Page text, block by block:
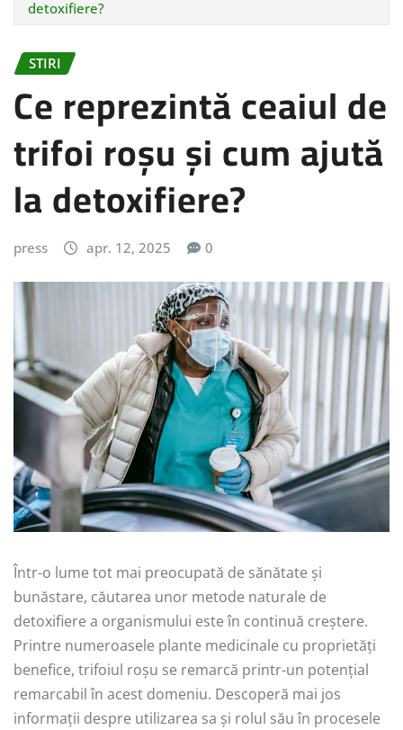
detoxifiere?
STIRI
Ce reprezintă ceaiul de
trifoi roșu și cum ajută
la detoxifiere?
press apr. 12, 2025 0
Într-o lume tot mai preocupată de sănătate și
bunăstare, căutarea unor metode naturale de
detoxifiere a organismului este în continuă creștere.
Printre numeroasele plante medicinale cu proprietăți
benefice, trifoiul roșu se remarcă printr-un potențial
remarcabil în acest domeniu. Descoperă mai jos
informații despre utilizarea sa și rolul său în procesele